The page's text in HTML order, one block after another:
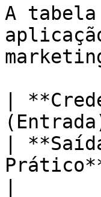
A
|
|